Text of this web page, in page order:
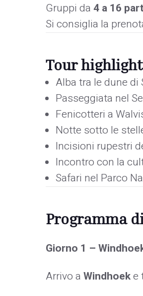
Gruppi da4 a 16
Si consiglia la
Tour
Alba tra le dune di
Passeggiata nel
Fenicotteri a
Notte sotto le
Incisioni rupestri
Incontro con la
Safari nel Parco
Programma
Giorno 1 –
Arrivo aWindhoeke